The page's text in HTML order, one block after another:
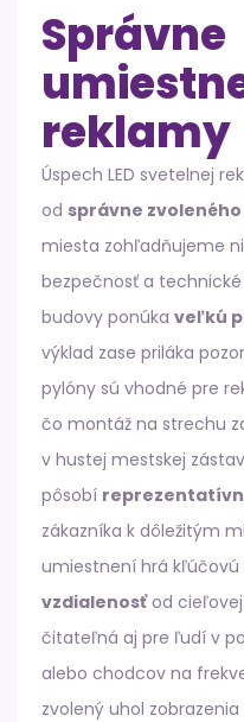
Správne
reklamy
Úspech LED svetelnej
od správne
miesta zohľadňujeme
bezpečnosť a
budovy ponúka veľkú
výklad zase priláka
pylóny sú vhodné pre
čo montáž na strechu
v hustej mestskej
pôsobí
zákazníka k dôležitým
umiestnení hrá kľúčovú
vzdialenosťod cieľovej
čitateľná aj pre ľudí v
alebo chodcov na
zvolený uhol